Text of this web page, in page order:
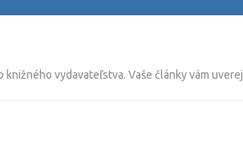
vydavateľstva. Vaše články vám